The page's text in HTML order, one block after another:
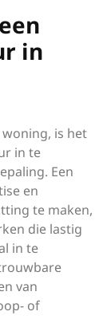
in
is het
in te
Een
en
te maken,
die lastig
in te
van
of